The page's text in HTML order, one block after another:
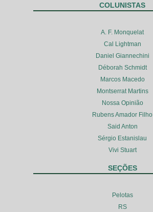
COLUNISTAS
A. F. Monquelat
Cal Lightman
Daniel Giannechini
Déborah Schmidt
Marcos Macedo
Montserrat Martins
Nossa Opinião
Rubens Amador Filho
Said Anton
Sérgio Estanislau
Vivi Stuart
SEÇÕES
Pelotas
RS